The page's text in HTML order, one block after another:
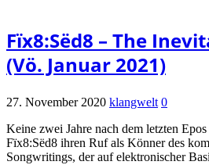
Fïx8:Sëd8 – The
(Vö. Januar 2021)
27. November 2020 klangwelt 0
Keine zwei Jahre nach dem letzten
Fïx8:Sëd8 ihren Ruf als Könner des
Songwritings, der auf elektronischer